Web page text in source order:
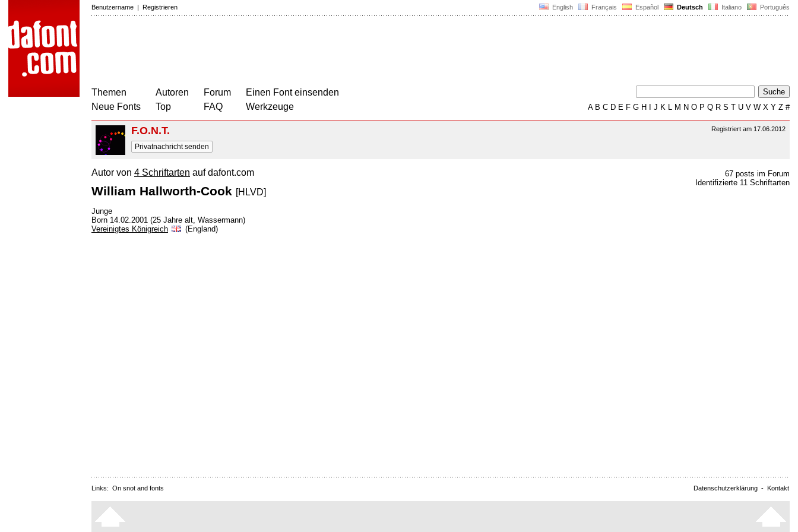
English Français Español Deutsch Italiano Português
Benutzername | Registrieren
Themen
Neue Fonts
Autoren
Top
Forum
FAQ
Einen Font einsenden
Werkzeuge
AB C D E F G H J K L M N O P Q R S T U V W X Y Z #
Registriert am 17.06.2012
F.O.N.T.
Privatnachricht senden
67 posts im Forum
Identifizierte 11 Schriftarten
Autor von 4 Schriftarten auf dafont.com
William Hallworth-Cook [HLVD]
Junge
Born 14.02.2001 (25 Jahre alt, Wassermann)
Vereinigtes Königreich
(England)
Datenschutzerklärung - Kontakt
Links: On snot and fonts